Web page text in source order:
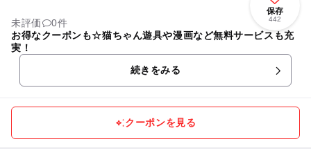
保存
442
未評価
0件
お得なクーポンも☆猫ちゃん遊具や漫画など無料サービスも充
実！
続きをみる
クーポンを見る